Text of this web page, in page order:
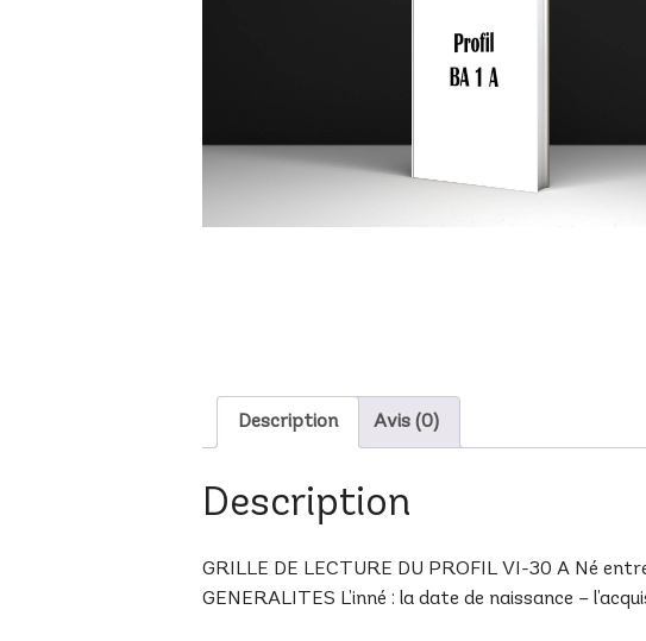
Description Avis (0)
Description
GRILLE DE LECTURE DU PROFIL VI-30 A Né
GENERALITES L’inné : la date de naissance –